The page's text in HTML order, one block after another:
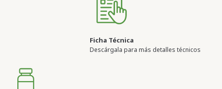
Ficha Técnica
Descárgala para más detalles técnicos